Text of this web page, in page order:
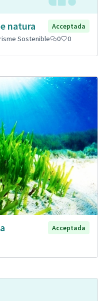
natura
Acceptada
Sostenible 0 0
Acceptada